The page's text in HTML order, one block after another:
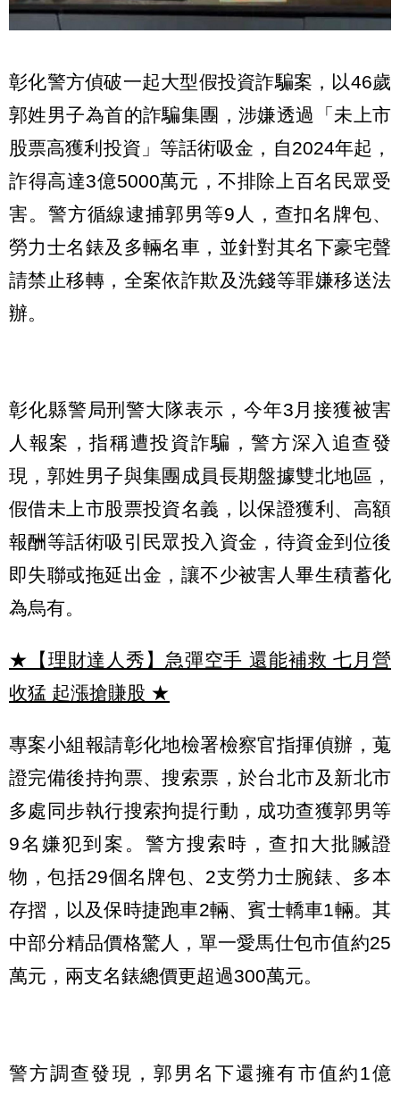
彰化警方偵破一起大型假投資詐騙案，以46歲
郭姓男子為首的詐騙集團，涉嫌透過「未上市
股票高獲利投資」等話術吸金，自2024年起，
詐得高達3億5000萬元，不排除上百名民眾受
害。警方循線逮捕郭男等9人，查扣名牌包、
勞力士名錶及多輛名車，並針對其名下豪宅聲
請禁止移轉，全案依詐欺及洗錢等罪嫌移送法
辦。
彰化縣警局刑警大隊表示，今年3月接獲被害
人報案，指稱遭投資詐騙，警方深入追查發
現，郭姓男子與集團成員長期盤據雙北地區，
假借未上市股票投資名義，以保證獲利、高額
報酬等話術吸引民眾投入資金，待資金到位後
即失聯或拖延出金，讓不少被害人畢生積蓄化
為烏有。
★【理財達人秀】急彈空手 還能補救 七月營
收猛 起漲搶賺股 ★
專案小組報請彰化地檢署檢察官指揮偵辦，蒐
證完備後持拘票、搜索票，於台北市及新北市
多處同步執行搜索拘提行動，成功查獲郭男等
9名嫌犯到案。警方搜索時，查扣大批贓證
物，包括29個名牌包、2支勞力士腕錶、多本
存摺，以及保時捷跑車2輛、賓士轎車1輛。其
中部分精品價格驚人，單一愛馬仕包市值約25
萬元，兩支名錶總價更超過300萬元。
警方調查發現，郭男名下還擁有市值約1億